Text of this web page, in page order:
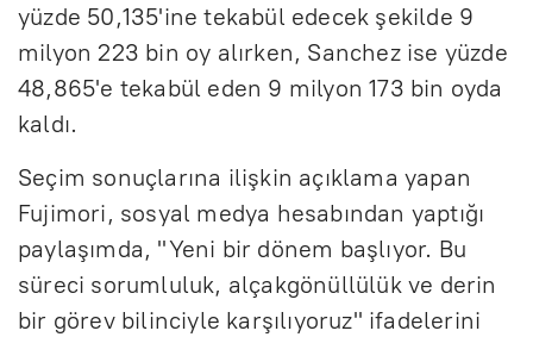
yüzde 50,135'ine tekabül edecek şekilde 9
milyon 223 bin oy alırken, Sanchez ise yüzde
48,865'e tekabül eden 9 milyon 173 bin oyda
kaldı.
Seçim sonuçlarına ilişkin açıklama yapan
Fujimori, sosyal medya hesabından yaptığı
paylaşımda, "Yeni bir dönem başlıyor. Bu
süreci sorumluluk, alçakgönüllülük ve derin
bir görev bilinciyle karşılıyoruz" ifadelerini